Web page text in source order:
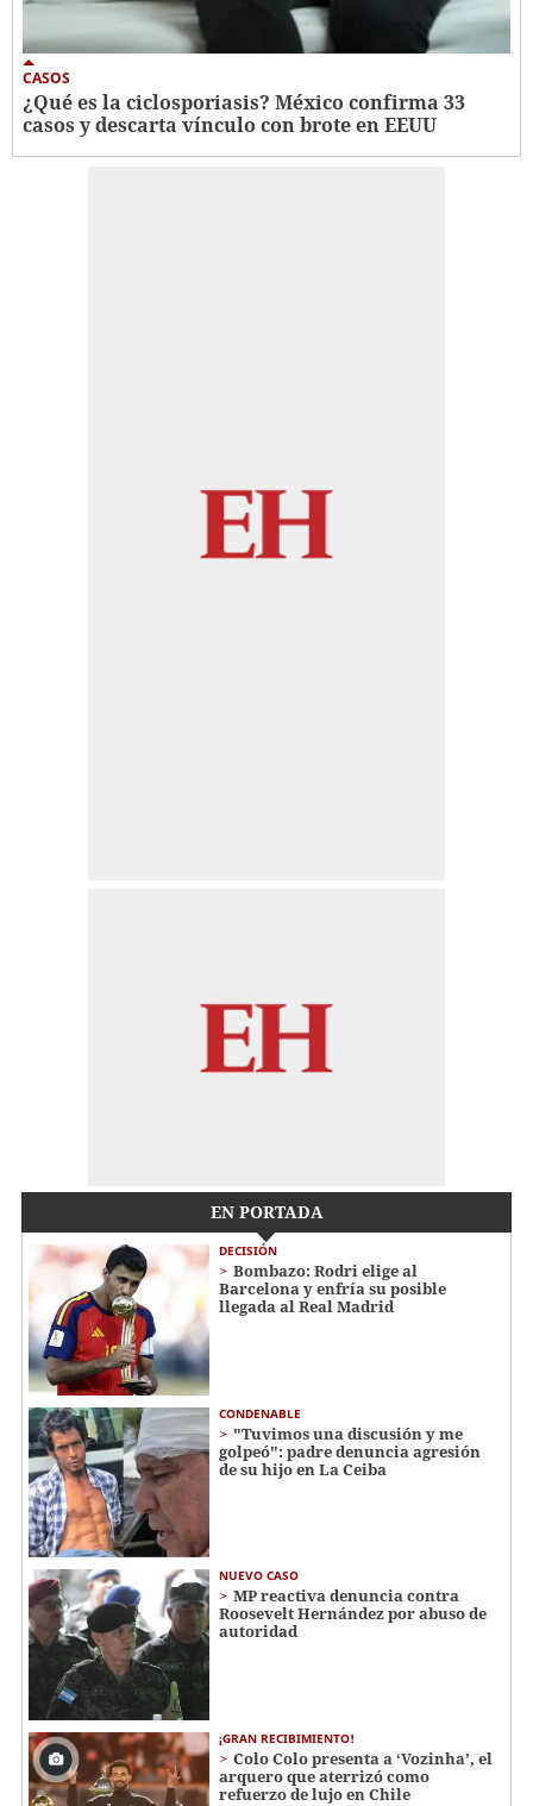
CASOS
¿Qué es la ciclosporiasis? México confirma 33
casos y descarta vínculo con brote en EEUU
EN PORTADA
DECISIÓN
Bombazo: Rodri elige al
Barcelona y enfría su posible
llegada al Real Madrid
CONDENABLE
"Tuvimos una discusión y me
golpeó": padre denuncia agresión
de su hijo en La Ceiba
NUEVO CASO
MP reactiva denuncia contra
Roosevelt Hernández por abuso de
autoridad
¡GRAN RECIBIMIENTO!
Colo Colo presenta a ‘Vozinha’, el
arquero que aterrizó como
refuerzo de lujo en Chile